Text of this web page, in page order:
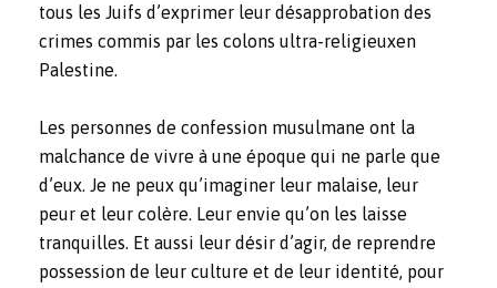
tous les Juifs d’exprimer leur désapprobation des
crimes commis par les colons ultra-religieuxen
Palestine.
Les personnes de confession musulmane ont la
malchance de vivre à une époque qui ne parle que
d’eux. Je ne peux qu’imaginer leur malaise, leur
peur et leur colère. Leur envie qu’on les laisse
tranquilles. Et aussi leur désir d’agir, de reprendre
possession de leur culture et de leur identité, pour